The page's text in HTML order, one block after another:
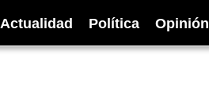
Actualidad Política Opinión